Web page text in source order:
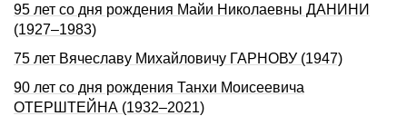
95 лет со дня рождения Майи Николаевны ДАHИHИ
(1927–1983)
75 лет Вячеславу Михайловичу ГАРНОВУ (1947)
90 лет со дня рождения Танхи Моисеевича
ОТЕРШТЕЙНА (1932–2021)